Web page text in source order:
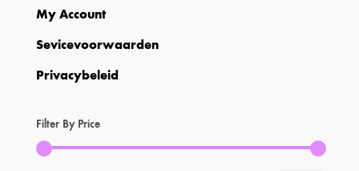
My Account
Sevicevoorwaarden
Privacybeleid
Filter By Price